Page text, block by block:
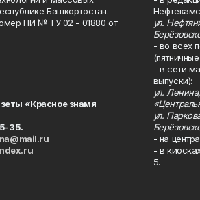
Башкортостан.
ПИ № ТУ 02 - 01880 от
«Красное знамя
35.
ул.
- во всех
- в сети
выпуски):
ул.
ул.
- на
- в
5.